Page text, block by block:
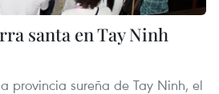
santa en Tay Ninh
provincia sureña de Tay Ninh, el